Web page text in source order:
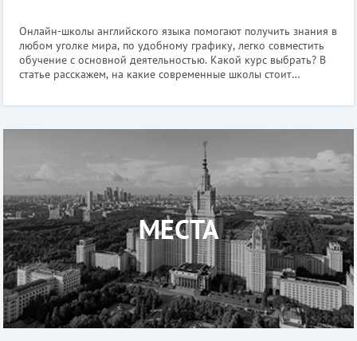
Онлайн-школы английского языка помогают получить знания в
любом уголке мира, по удобному графику, легко совместить
обучение с основной деятельностью. Какой курс выбрать? В
статье расскажем, на какие современные школы стоит
бесплатный пробный урок, позв
МЕСТА